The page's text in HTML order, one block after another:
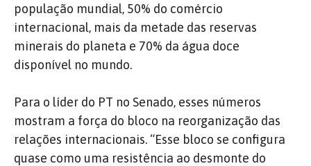
população mundial, 50% do comércio
internacional, mais da metade das reservas
minerais do planeta e 70% da água doce
disponível no mundo.
Para o líder do PT no Senado, esses números
mostram a força do bloco na reorganização das
relações internacionais. “Esse bloco se configura
quase como uma resistência ao desmonte do